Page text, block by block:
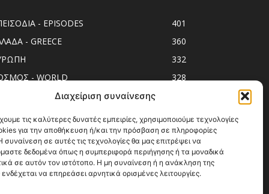
Διαχείριση συναίνεσης
τις καλύτερες δυνατές εμπειρίες, χρησιμοποιούμε τεχνολογίες
για την αποθήκευση ή/και την πρόσβαση σε πληροφορίες
σε αυτές τις τεχνολογίες θα μας επιτρέψει να
δεδομένα όπως η συμπεριφορά περιήγησης ή τα μοναδικά
σε αυτόν τον ιστότοπο. Η μη συναίνεση ή η ανάκληση της
να επηρεάσει αρνητικά ορισμένες λειτουργίες.
- EPISODES
401
- GREECE
360
332
- WORLD
328
spots
294
Release
250
247
ΟΔΗΓΟΙ
215